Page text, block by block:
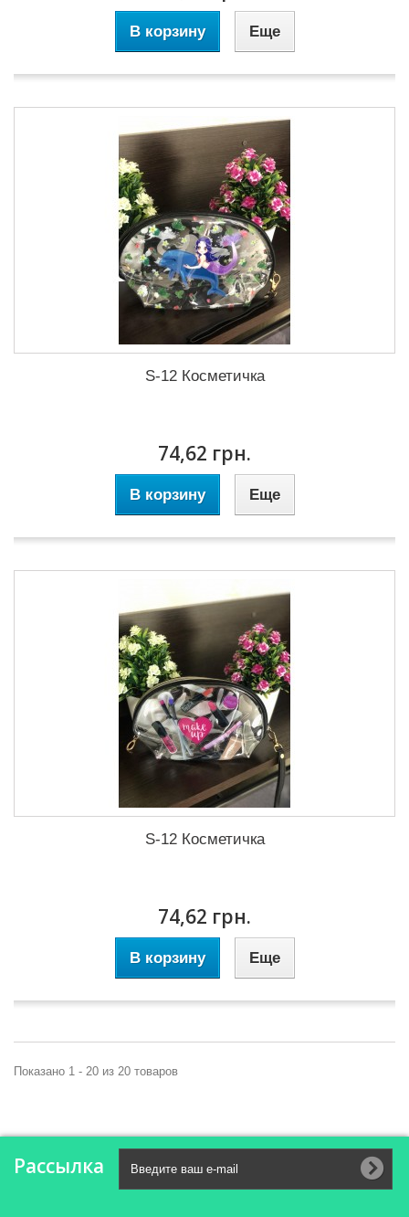
В корзину Еще
S-12 Косметичка
74,62 грн.
В корзину Еще
S-12 Косметичка
74,62 грн.
В корзину Еще
Показано 1 - 20 из 20 товаров
Рассылка